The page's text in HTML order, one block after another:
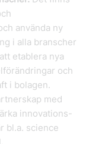
använda ny
i alla branscher
etablera nya
och
i bolagen.
med
innovations-
bl.a. science